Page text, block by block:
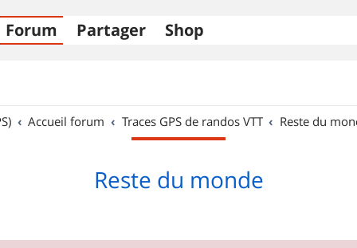
Forum Partager Shop
Accueil forum Traces GPS de randos VTT Reste du
Reste du monde